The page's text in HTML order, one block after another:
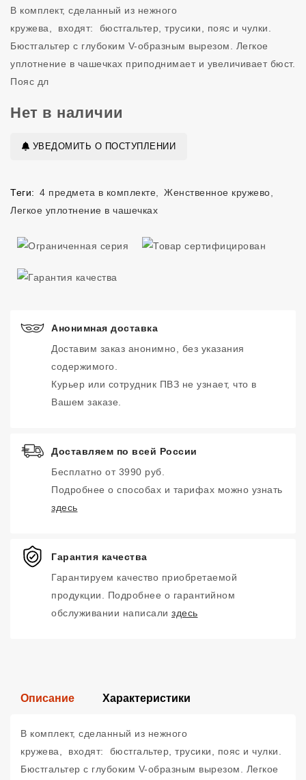
В комплект, сделанный из нежного
кружева, входят: бюстгальтер, трусики, пояс и чулки.
Бюстгальтер с глубоким V-образным вырезом. Легкое
уплотнение в чашечках приподнимает и увеличивает бюст.
Пояс дл
Нет в наличии
УВЕДОМИТЬ О ПОСТУПЛЕНИИ
Теги: 4 предмета в комплекте Женственное кружево
Легкое уплотнение в чашечках
Анонимная доставка
Доставим заказ анонимно, без указания
содержимого.
Курьер или сотрудник ПВЗ не узнает, что в
Вашем заказе.
Доставляем по всей России
Бесплатно от 3990 руб.
Подробнее о способах и тарифах можно узнать
здесь
Гарантия качества
Гарантируем качество приобретаемой
продукции. Подробнее о гарантийном
обслуживании написали здесь
Описание Характеристики
В комплект, сделанный из нежного
кружева, входят: бюстгальтер, трусики, пояс и чулки.
Бюстгальтер с глубоким V-образным вырезом. Легкое